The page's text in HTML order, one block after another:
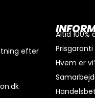
efter
Altid
Prisgaranti
Hvem er